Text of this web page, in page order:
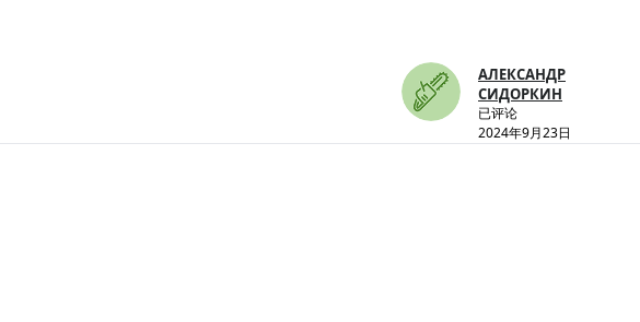
АЛЕКСАНДР
СИДОРКИН
已评论
2024年9月23日